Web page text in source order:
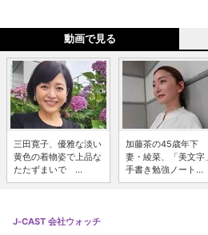
動画で見る
三田寛子、優雅な淡い
黄色の着物姿で上品な
たたずまいで ...
加藤茶の45歳年下
妻・綾菜、「美文字」
手書き勉強ノート...
J-CAST 会社ウォッチ